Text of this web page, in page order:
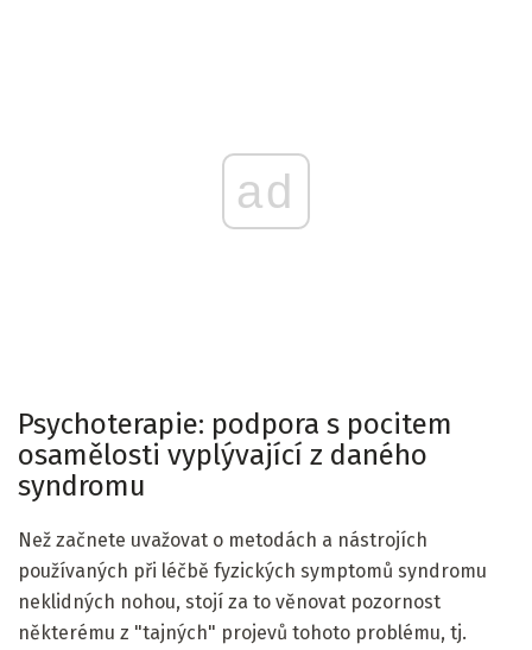
ad
Psychoterapie: podpora s pocitem
osamělosti vyplývající z daného
syndromu
Než začnete uvažovat o metodách a nástrojích
používaných při léčbě fyzických symptomů syndromu
neklidných nohou, stojí za to věnovat pozornost
některému z "tajných" projevů tohoto problému, tj.